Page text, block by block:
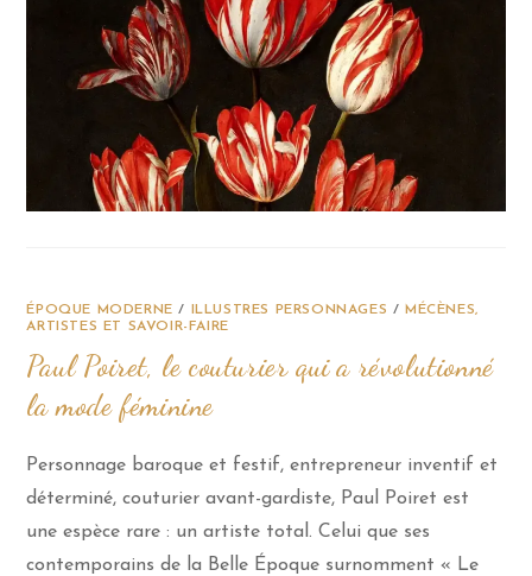
ÉPOQUE MODERNE / ILLUSTRES PERSONNAGES / MÉCÈNES,
ARTISTES ET SAVOIR-FAIRE
Paul Poiret, le couturier qui a révolutionné
la mode féminine
Personnage baroque et festif, entrepreneur inventif et
déterminé, couturier avant-gardiste, Paul Poiret est
une espèce rare : un artiste total. Celui que ses
contemporains de la Belle Époque surnomment « Le